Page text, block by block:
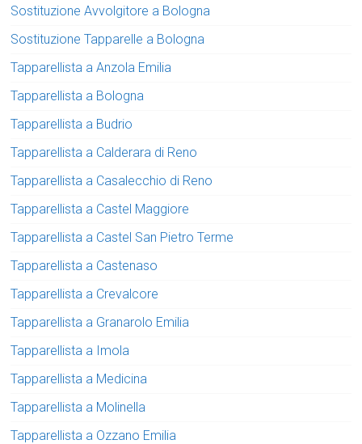
Sostituzione Avvolgitore a Bologna
Sostituzione Tapparelle a Bologna
Tapparellista a Anzola Emilia
Tapparellista a Bologna
Tapparellista a Budrio
Tapparellista a Calderara di Reno
Tapparellista a Casalecchio di Reno
Tapparellista a Castel Maggiore
Tapparellista a Castel San Pietro Terme
Tapparellista a Castenaso
Tapparellista a Crevalcore
Tapparellista a Granarolo Emilia
Tapparellista a Imola
Tapparellista a Medicina
Tapparellista a Molinella
Tapparellista a Ozzano Emilia